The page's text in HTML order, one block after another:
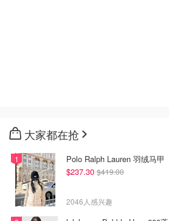
大家都在抢
Polo Ralph Lauren 羽绒马甲
$237.30 $419.00
2046人感兴趣